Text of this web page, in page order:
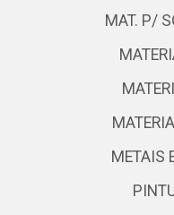
MAT. P/
METAIS